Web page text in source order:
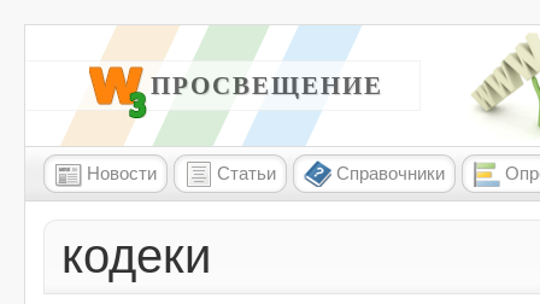
W3 ПРОСВЕЩЕНИЕ
Новости Статьи Справочники
кодеки